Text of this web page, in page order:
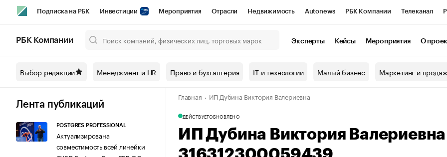
Подписка на РБК Инвестиции Мероприятия Отрасли Недвижимость Autonews РБК Компании Телеканал
Спецпроекты СПб Конференции СПб Спецпроекты Проверка контрагентов
Технологии и медиа Рынок наличной валюты
РБК Компании Эксперты Кейсы Мероприятия О
Выбор редакции Менеджмент и HR Право и бухгалтерия IT и технологии Малый бизнес Маркетинг и
Лента публикаций
POSTGRES PROFESSIONAL
Актуализирована
совместимость всей линейки
Главная ИП Дубина Виктория Валериевна
ДЕЙСТВУЕТОБНОВЛЕНО
ИП Дубина Виктория